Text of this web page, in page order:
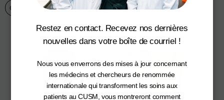
Communauté du CUSM 5 octobre 2022
Restez en contact. Recevez nos dernières
nouvelles dans votre boîte de courriel !
Nous vous enverrons des mises à jour concernant
les médecins et chercheurs de renommée
internationale qui transforment les soins aux
patients au CUSM, vous montreront comment